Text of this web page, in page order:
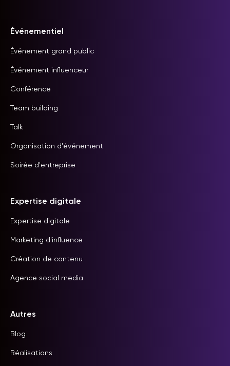
Événementiel
Événement grand public
Événement influenceur
Conférence
Team building
Talk
Organisation d'événement
Soirée d'entreprise
Expertise digitale
Expertise digitale
Marketing d'influence
Création de contenu
Agence social media
Autres
Blog
Réalisations